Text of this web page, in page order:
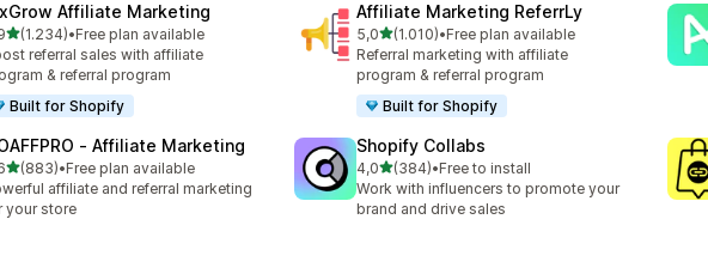
Affiliate Marketing
stelle su 5
(1.234)
recensioni totali
•Free plan available
referral sales with affiliate
& referral program
Built for Shopify
Affiliate Marketing ReferrLy
5,0stelle su 5
(1.010)
1010 recensioni totali
•Free plan available
Referral marketing with affiliate
program & referral program
Built for Shopify
‑ Affiliate Marketing
stelle su 5
(883)
recensioni totali
•Free plan available
affiliate and referral marketing
your store
Shopify Collabs
4,0stelle su 5
(384)
384 recensioni totali
•Free to install
Work with influencers to promote your
brand and drive sales